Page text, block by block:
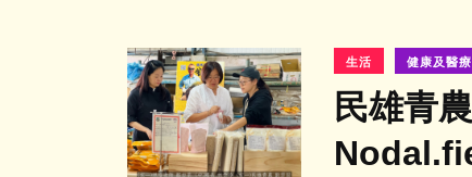
生活 健康及醫療
民雄青